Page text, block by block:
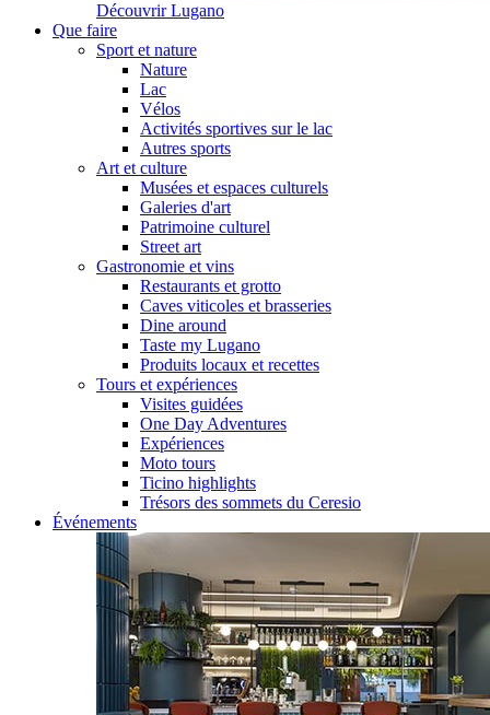
Découvrir Lugano
Que faire
Sport et nature
Nature
Lac
Vélos
Activités sportives sur le lac
Autres sports
Art et culture
Musées et espaces culturels
Galeries d'art
Patrimoine culturel
Street art
Gastronomie et vins
Restaurants et grotto
Caves viticoles et brasseries
Dine around
Taste my Lugano
Produits locaux et recettes
Tours et expériences
Visites guidées
One Day Adventures
Expériences
Moto tours
Ticino highlights
Trésors des sommets du Ceresio
Événements